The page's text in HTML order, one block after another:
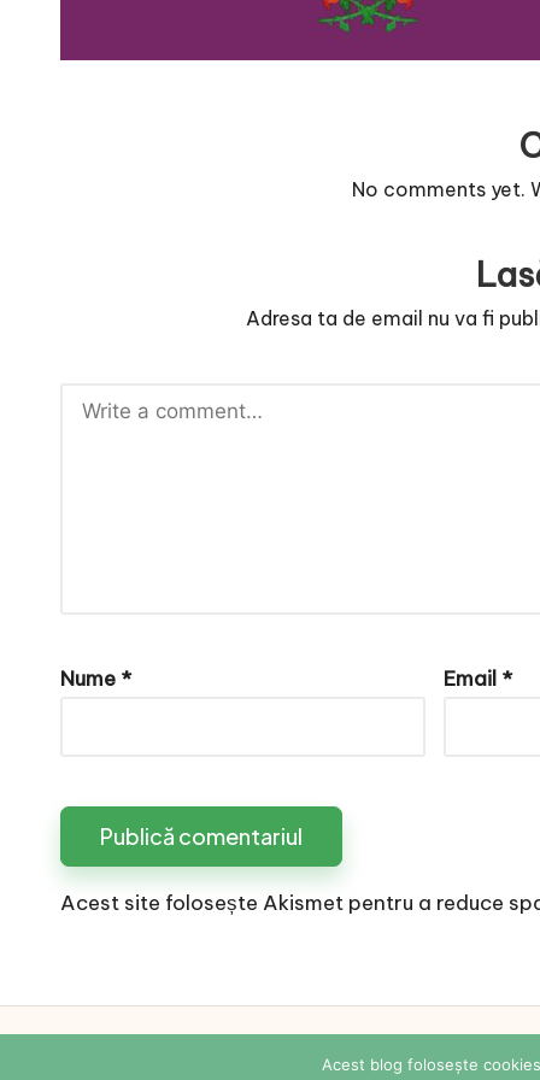
No comments yet.
Adresa ta de email nu va fi
Nume * Email *
Acest site folosește Akismet pentru a reduce
Copyright 2026
Acest blog folosește